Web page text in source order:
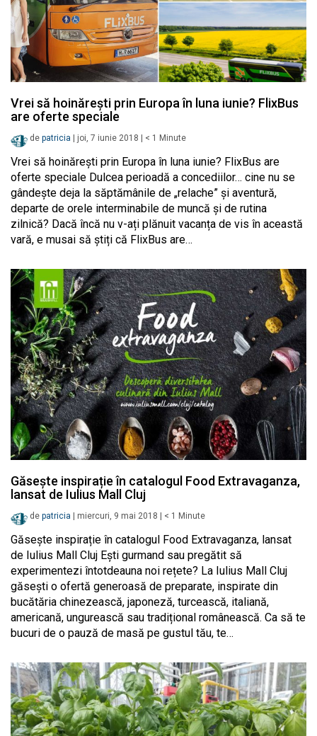
Vrei să hoinărești prin Europa în luna iunie? FlixBus
are oferte speciale
de patricia joi, 7 iunie 2018 < 1 Minute
Vrei să hoinărești prin Europa în luna iunie? FlixBus are
oferte speciale Dulcea perioadă a concediilor… cine nu se
gândește deja la săptămânile de „relache” și aventură,
departe de orele interminabile de muncă și de rutina
zilnică? Dacă încă nu v-ați plănuit vacanța de vis în această
vară, e musai să știți că FlixBus are…
Găsește inspirație în catalogul Food Extravaganza,
lansat de Iulius Mall Cluj
de patricia miercuri, 9 mai 2018 < 1 Minute
Găsește inspirație în catalogul Food Extravaganza, lansat
de Iulius Mall Cluj Ești gurmand sau pregătit să
experimentezi întotdeauna noi rețete? La Iulius Mall Cluj
găsești o ofertă generoasă de preparate, inspirate din
bucătăria chinezească, japoneză, turcească, italiană,
americană, ungurească sau tradițional românească. Ca să te
bucuri de o pauză de masă pe gustul tău, te…